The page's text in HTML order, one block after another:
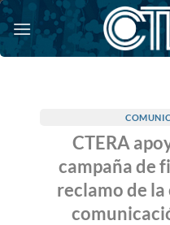
Saltar
al
contenido
CTERA
campaña de
reclamo de